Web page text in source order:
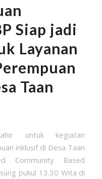
Siap jadi
Layanan
Taan
untuk kegiatan
inklusif di Desa Taan
Community Based
pukul 13.30 Wita di